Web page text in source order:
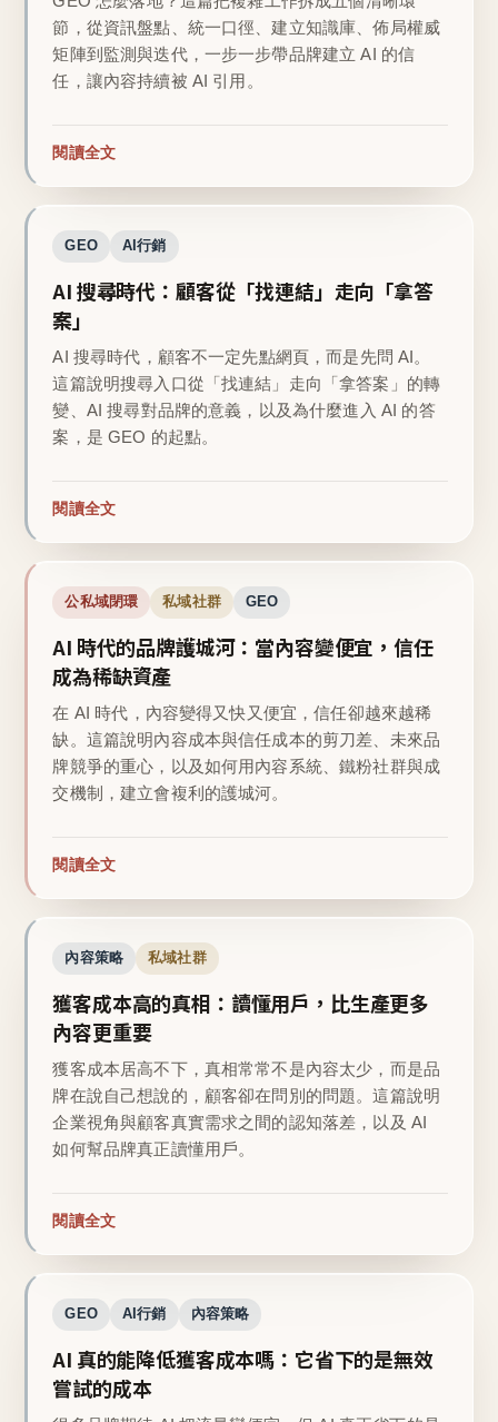
節，從資訊盤點、統一口徑、建立知識庫、佈局權威
矩陣到監測與迭代，一步一步帶品牌建立 AI 的信
任，讓內容持續被 AI 引用。
閱讀全文
GEO AI行銷
AI 搜尋時代：顧客從「找連結」走向「拿答
案」
AI 搜尋時代，顧客不一定先點網頁，而是先問 AI。
這篇說明搜尋入口從「找連結」走向「拿答案」的轉
變、AI 搜尋對品牌的意義，以及為什麼進入 AI 的答
案，是 GEO 的起點。
閱讀全文
公私域閉環 私域社群 GEO
AI 時代的品牌護城河：當內容變便宜，信任
成為稀缺資產
在 AI 時代，內容變得又快又便宜，信任卻越來越稀
缺。這篇說明內容成本與信任成本的剪刀差、未來品
牌競爭的重心，以及如何用內容系統、鐵粉社群與成
交機制，建立會複利的護城河。
閱讀全文
內容策略 私域社群
獲客成本高的真相：讀懂用戶，比生產更多
內容更重要
獲客成本居高不下，真相常常不是內容太少，而是品
牌在說自己想說的，顧客卻在問別的問題。這篇說明
企業視角與顧客真實需求之間的認知落差，以及 AI
如何幫品牌真正讀懂用戶。
閱讀全文
GEO AI行銷 內容策略
AI 真的能降低獲客成本嗎：它省下的是無效
嘗試的成本